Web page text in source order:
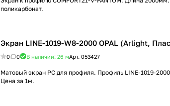
поликарбонат.
Экран LINE-1019-W8-2000 OPAL (Arlight,
0 0 В наличии: 26 мАрт. 053427
Матовый экран PC для профиля. Профиль LINE-1019-
Цена за 1м.